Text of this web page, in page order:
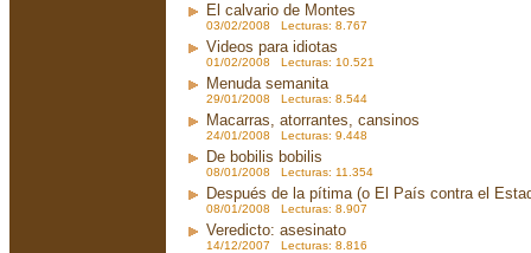
El calvario de Montes
03/02/2008 Lecturas: 8.767
Videos para idiotas
01/02/2008 Lecturas: 10.521
Menuda semanita
29/01/2008 Lecturas: 8.544
Macarras, atorrantes, cansinos
24/01/2008 Lecturas: 9.448
De bobilis bobilis
08/01/2008 Lecturas: 11.354
Después de la pítima (o El País contra el
08/01/2008 Lecturas: 8.907
Veredicto: asesinato
14/12/2007 Lecturas: 8.816